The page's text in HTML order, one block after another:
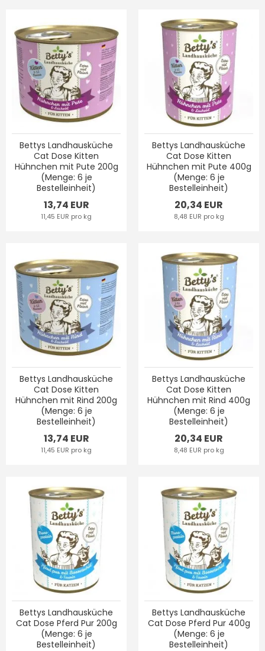
Bettys Landhausküche
Cat Dose Kitten
Hühnchen mit Pute 200g
(Menge: 6 je
Bestelleinheit)
13,74 EUR
11,45 EUR pro kg
Bettys Landhausküche
Cat Dose Kitten
Hühnchen mit Pute 400g
(Menge: 6 je
Bestelleinheit)
20,34 EUR
8,48 EUR pro kg
Bettys Landhausküche
Cat Dose Kitten
Hühnchen mit Rind 200g
(Menge: 6 je
Bestelleinheit)
13,74 EUR
11,45 EUR pro kg
Bettys Landhausküche
Cat Dose Kitten
Hühnchen mit Rind 400g
(Menge: 6 je
Bestelleinheit)
20,34 EUR
8,48 EUR pro kg
Bettys Landhausküche
Cat Dose Pferd Pur 200g
(Menge: 6 je
Bestelleinheit)
Bettys Landhausküche
Cat Dose Pferd Pur 400g
(Menge: 6 je
Bestelleinheit)